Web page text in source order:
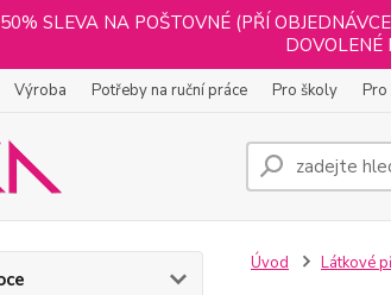
SLEVA NA POŠTOVNÉ (PŘÍ
DOVOLENÉ
Výroba Potřeby na ruční práce Pro školy
Úvod Látkové